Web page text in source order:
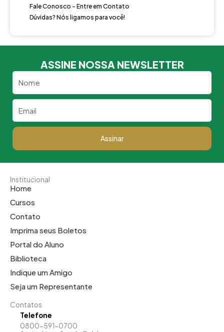
Fale Conosco - Entre em Contato
Dúvidas? Nós ligamos para você!
ASSINE NOSSA NEWSLETTER
Assinar
Institucional
Home
Cursos
Contato
Imprima seus Boletos
Portal do Aluno
Biblioteca
Indique um Amigo
Seja um Representante
Contatos
Telefone
0800-591-0700